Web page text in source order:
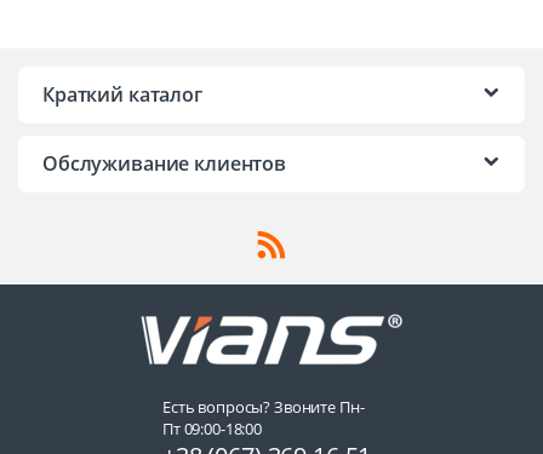
Краткий каталог
Обслуживание клиентов
Есть вопросы? Звоните Пн-
Пт 09:00-18:00